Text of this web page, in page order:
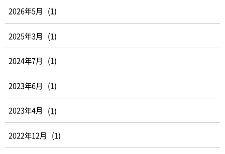
2026年5月 (1)
2025年3月 (1)
2024年7月 (1)
2023年6月 (1)
2023年4月 (1)
2022年12月 (1)